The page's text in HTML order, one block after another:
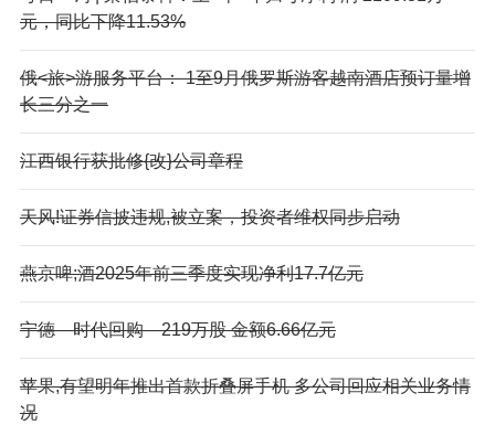
元，同比下降11.53%
俄<旅>游服务平台： 1至9月俄罗斯游客越南酒店预订量增
长三分之一
江西银行获批修{改}公司章程
天风!证券信披违规,被立案，投资者维权同步启动
燕京啤;酒2025年前三季度实现净利17.7亿元
宁德—时代回购—219万股 金额6.66亿元
苹果,有望明年推出首款折叠屏手机 多公司回应相关业务情
况